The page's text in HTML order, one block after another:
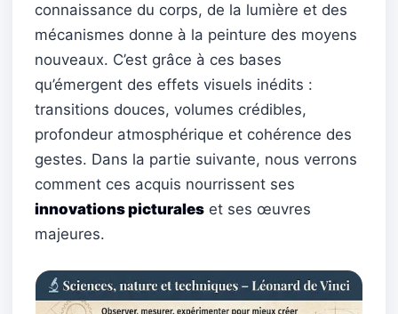
connaissance du corps, de la lumière et des
mécanismes donne à la peinture des moyens
nouveaux. C’est grâce à ces bases
qu’émergent des effets visuels inédits :
transitions douces, volumes crédibles,
profondeur atmosphérique et cohérence des
gestes. Dans la partie suivante, nous verrons
comment ces acquis nourrissent ses
innovations picturales et ses œuvres
majeures.